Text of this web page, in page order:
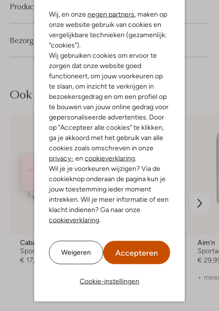
Wij, en onze negen partners , maken op
onze website gebruik van cookies en
vergelijkbare technieken (gezamenlijk:
"cookies").
Wij gebruiken cookies om ervoor te
zorgen dat onze website goed
functioneert, om jouw voorkeuren op
te slaan, om inzicht te verkrijgen in
bezoekersgedrag en om een profiel op
te bouwen van jouw online gedrag voor
gepersonaliseerde advertenties. Door
op "Accepteer alle cookies" te klikken,
ga je akkoord met het gebruik van alle
cookies zoals omschreven in onze
privacy- en cookieverklaring
Wil je je voorkeuren wijzigen? Via de
cookieknop onderaan de pagina kun je
jouw toestemming ieder moment
intrekken. Wil je meer informatie of een
klacht indienen? Ga naar onze
cookieverklaring
Weigeren Accepteren
Cookie-instellingen
Product informatie
Bezorgen & retourneren
Ook iets voor jou?
Cabau Lifestyle
Sportaccessoire
€ 17,99
Adidas
Sportaccessoire
€ 12,99
Aim'n
€
+